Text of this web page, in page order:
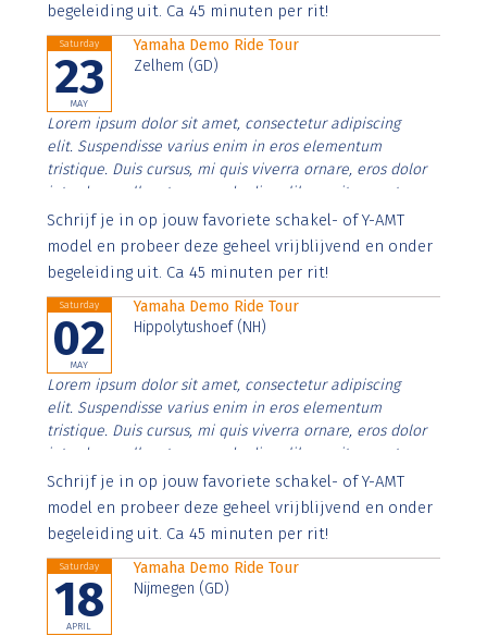
begeleiding uit. Ca 45 minuten per rit!
Saturday
23
MAY
Yamaha Demo Ride Tour
Zelhem (GD)
Lorem ipsum dolor sit amet, consectetur adipiscing
elit. Suspendisse varius enim in eros elementum
tristique. Duis cursus, mi quis viverra ornare, eros dolor
interdum nulla, ut commodo diam libero vitae erat.
Aenean faucibus nibh et justo cursus id rutrum lorem
imperdiet. Nunc ut sem vitae risus tristique posuere.
Schrijf je in op jouw favoriete schakel- of Y-AMT
model en probeer deze geheel vrijblijvend en onder
begeleiding uit. Ca 45 minuten per rit!
Saturday
02
MAY
Yamaha Demo Ride Tour
Hippolytushoef (NH)
Lorem ipsum dolor sit amet, consectetur adipiscing
elit. Suspendisse varius enim in eros elementum
tristique. Duis cursus, mi quis viverra ornare, eros dolor
interdum nulla, ut commodo diam libero vitae erat.
Aenean faucibus nibh et justo cursus id rutrum lorem
imperdiet. Nunc ut sem vitae risus tristique posuere.
Schrijf je in op jouw favoriete schakel- of Y-AMT
model en probeer deze geheel vrijblijvend en onder
begeleiding uit. Ca 45 minuten per rit!
Saturday
18
APRIL
Yamaha Demo Ride Tour
Nijmegen (GD)